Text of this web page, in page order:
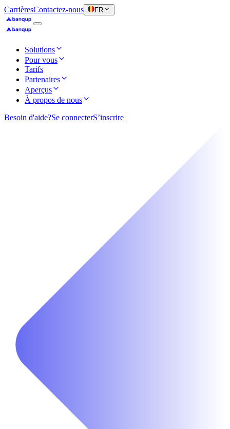
CarrièresContactez-nous FR
Solutions
Pour vous
Tarifs
Partenaires
Aperçus
À propos de nous
Besoin d'aide?Se connecterS’inscrire